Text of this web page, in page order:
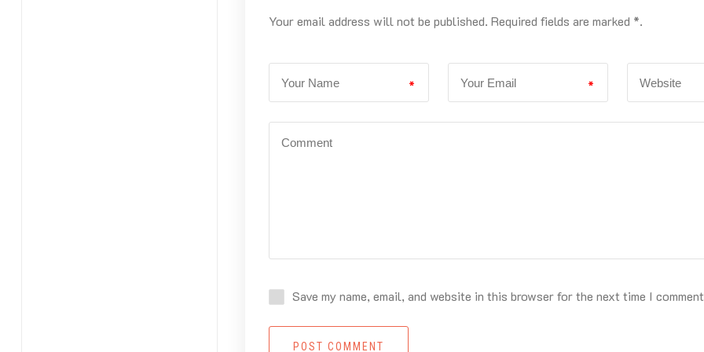
Your email address will not be published. Required fields are marked *.
* *
Save my name, email, and website in this browser for the next time I
POST COMMENT